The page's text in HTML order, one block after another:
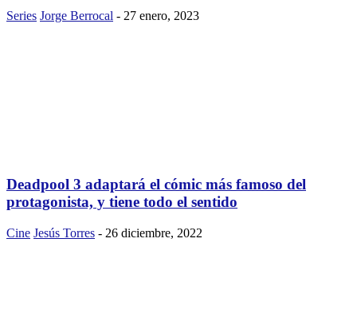
Series Jorge Berrocal - 27 enero, 2023
Deadpool 3 adaptará el cómic más famoso del
protagonista, y tiene todo el sentido
Cine Jesús Torres - 26 diciembre, 2022